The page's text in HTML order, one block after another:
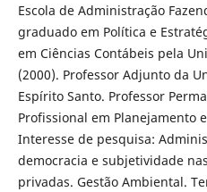
Escola de Administração
graduado em Política e
em Ciências Contábeis pela
(2000). Professor Adjunto da
Espírito Santo. Professor
Profissional em Planejamento
Interesse de pesquisa:
democracia e subjetividade
privadas. Gestão Ambiental.